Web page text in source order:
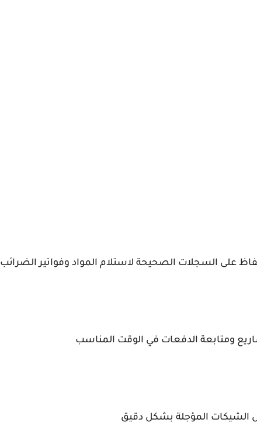
على السجلات الصحيحة لاستلام المواد وفواتير الضرائب
ومتابعة الدفعات في الوقت المناسب